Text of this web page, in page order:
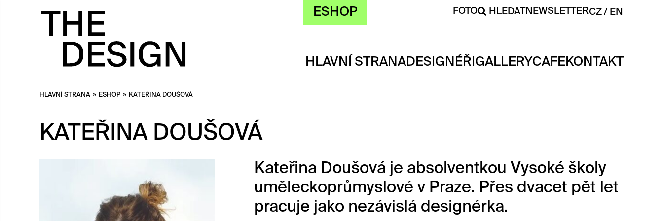
ESHOP FOTO HLEDATNEWSLETTERCZ EN
HLAVNÍ STRANADESIGNÉŘIGALLERYCAFEKONTAKT
HLAVNÍ STRANA » ESHOP » KATEŘINA DOUŠOVÁ
KATEŘINA DOUŠOVÁ
Kateřina Doušová je absolventkou Vysoké školy
uměleckoprůmyslové v Praze. Přes dvacet pět let
pracuje jako nezávislá designérka.